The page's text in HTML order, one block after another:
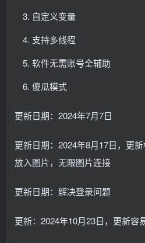
自定义变量
支持多线程
软件无需账号全辅助
傻瓜模式
更新日期：2024年7月7日
更新日期：2024年8月17日，更
放入图片，无限图片连接
更新日期：解决登录问题
更新：2024年10月23日，更新容